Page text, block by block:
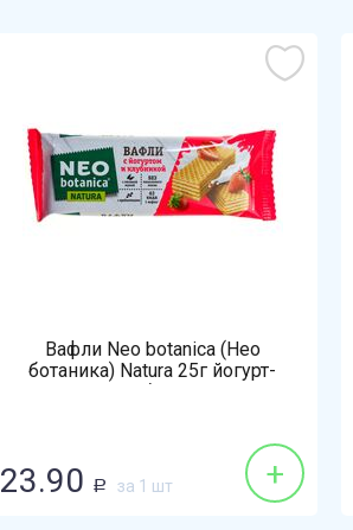
Вафли Neo botanica (Нео
ботаника) Natura 25г йогурт-
клубника
23.90 Р за 1 шт +